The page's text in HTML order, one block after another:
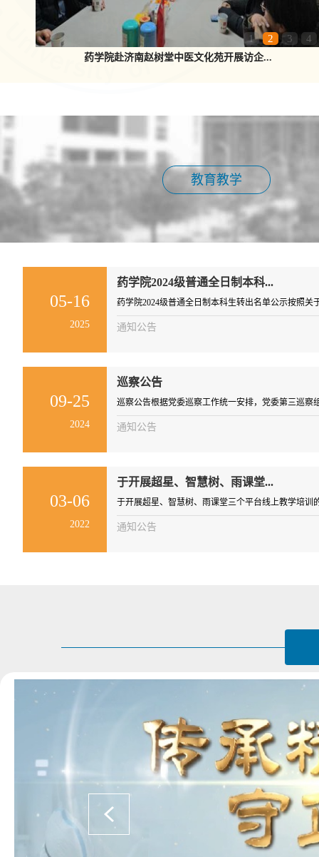
1 2 3 4
药学院赴济南赵树堂中医文化苑开展访企...
教育教学
05-16
2025
药学院2024级普通全日制本科...
药学院2024级普通全日制本科生转出名单公示按照关
通知公告
09-25
2024
巡察公告
巡察公告根据党委巡察工作统一安排，党委第三巡察
通知公告
03-06
2022
于开展超星、智慧树、雨课堂...
于开展超星、智慧树、雨课堂三个平台线上教学培训
通知公告